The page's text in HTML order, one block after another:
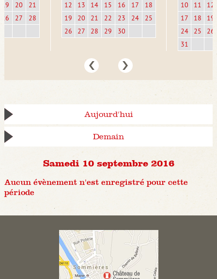
19
20
21
26
27 28
12
13 14 15 16 17
18
19
20 21 22 23 24
25
26
27 28 29 30
10
11
12
17
18
19
24
25
26
31
Aujourd'hui
Demain
Samedi 10 septembre 2016
Aucun évènement n'est enregistré pour cette
période